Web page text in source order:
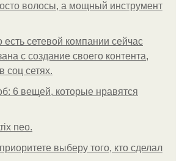
волосы, а мощный инструмент
есть сетевой компании сейчас
с создание своего контента,
соц сетях.
6 вещей, которые нравятся
neo.
выберу того, кто сделал